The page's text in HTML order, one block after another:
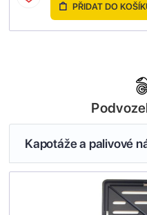
PŘIDAT DO
Kapotáže a palivové